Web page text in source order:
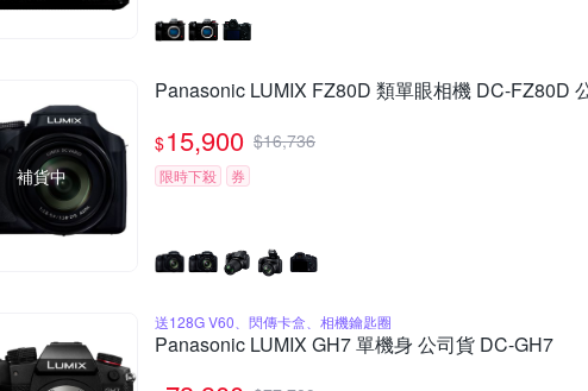
補貨中
Panasonic LUMIX FZ80D 類單眼相機 DC-FZ80D
$15,900 $16,736
限時下殺 券
送128G V60、閃傳卡盒、相機鑰匙圈
Panasonic LUMIX GH7 單機身 公司貨 DC-GH7